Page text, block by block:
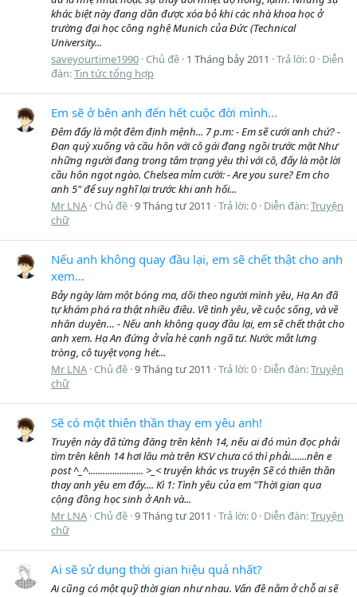
khác biệt này đang dần được xóa bỏ khi các nhà khoa học ở
trường đại học công nghệ Munich của Đức (Technical
University...
saveyourtime1990 Chủ đề 1 Tháng bảy 2011 Trả lời: 0 Diễn
đàn:Tin tức tổng hợp
Em sẽ ở bên anh đến hết cuộc đời mình...
Đêm đấy là một đêm định mệnh... 7 p.m: - Em sẽ cưới anh chứ? -
Đan quỳ xuống và cầu hôn với cô gái đang ngồi trước mặt Như
những người đang trong tâm trạng yêu thì với cô, đấy là một lời
cầu hôn ngọt ngào. Chelsea mỉm cười: - Are you sure? Em cho
anh 5" để suy nghĩ lại trước khi anh hối...
Mr LNA Chủ đề 9 Tháng tư 2011 Trả lời: 0 Diễn đàn:Truyện
chữ
Nếu anh không quay đầu lại, em sẽ chết thật cho anh
xem...
Bảy ngày làm một bóng ma, dõi theo người mình yêu, Hạ An đã
tự khám phá ra thật nhiều điều. Về tình yêu, về cuộc sống, và về
nhân duyên… - Nếu anh không quay đầu lại, em sẽ chết thật cho
anh xem. Hạ An đứng ở vỉa hè cạnh ngã tư. Nước mắt lưng
tròng, cô tuyệt vọng hét...
Mr LNA Chủ đề 9 Tháng tư 2011 Trả lời: 0 Diễn đàn:Truyện
chữ
Sẽ có một thiên thần thay em yêu anh!
Truyện này đã từng đăng trên kênh 14, nếu ai đó mún đọc phải
tìm trên kênh 14 hơi lâu mà trên KSV chưa có thì phải.......nên e
post ^_^....................... >_< truyện khác vs truyện Sẽ có thiên thần
thay anh yêu em đấy.... Kì 1: Tình yêu của em "Thời gian qua
cộng đồng học sinh ở Anh và...
Mr LNA Chủ đề 9 Tháng tư 2011 Trả lời: 0 Diễn đàn:Truyện
chữ
Ai sẽ sử dụng thời gian hiệu quả nhất?
Ai cũng có một quỹ thời gian như nhau. Vấn đề nằm ở chỗ ai sẽ